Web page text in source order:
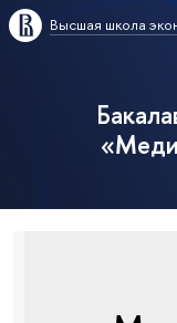
Высшая школа